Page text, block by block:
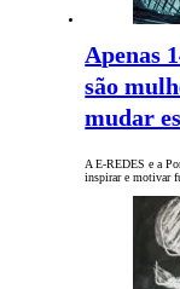
Apenas
são
mudar
A E-REDES e a
inspirar e motivar